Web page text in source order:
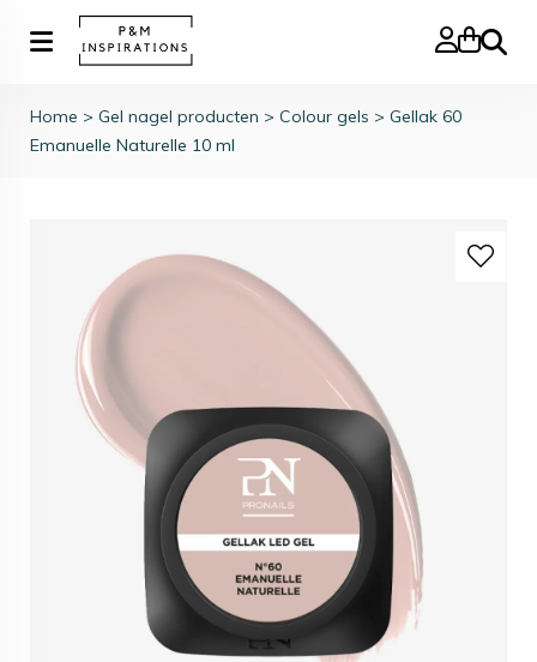
Zoeken
Home > Gel nagel producten > Colour gels > Gellak 60
Emanuelle Naturelle 10 ml